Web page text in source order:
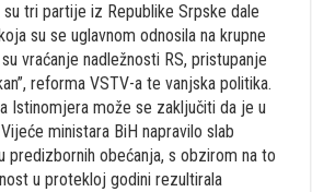
tri partije iz Republike Srpske dale
su se uglavnom odnosila na krupne
vraćanje nadležnosti RS, pristupanje
reforma VSTV-a te vanjska politika.
Istinomjera može se zaključiti da je u
ministara BiH napravilo slab
predizbornih obećanja, s obzirom na to
u protekloj godini rezultirala